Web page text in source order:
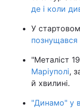
де і коли
У
познущався
"Металіст
Маріуполі,
й хвилині.
"Динамо" у